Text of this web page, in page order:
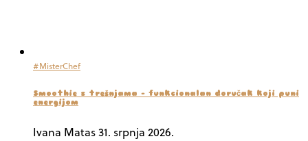
#MisterChef
Smoothie s trešnjama – funkcionalan doručak koji puni
energijom
Ivana Matas31. srpnja 2026.